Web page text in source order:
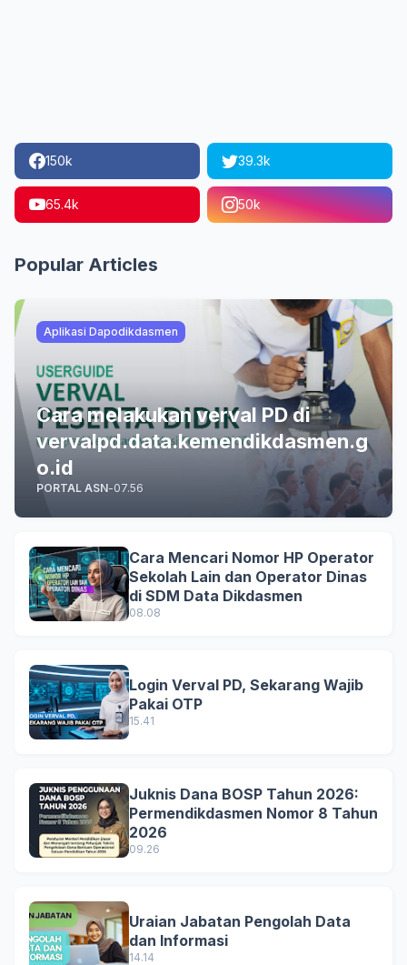
150k 39.3k
65.4k 50k
Popular Articles
Aplikasi Dapodikdasmen
Cara melakukan verval PD di
vervalpd.data.kemendikdasmen.g
o.id
PORTAL ASN-07.56
Cara Mencari Nomor HP Operator
Sekolah Lain dan Operator Dinas
di SDM Data Dikdasmen
08.08
Login Verval PD, Sekarang Wajib
Pakai OTP
15.41
Juknis Dana BOSP Tahun 2026:
Permendikdasmen Nomor 8 Tahun
2026
09.26
Uraian Jabatan Pengolah Data
dan Informasi
14.14